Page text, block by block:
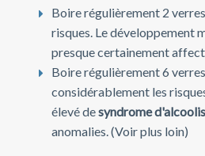
Boire régulièrement 2
risques. Le développement
presque certainement
Boire régulièrement 6
considérablement les
élevé desyndrome
anomalies. (Voir plus loin)